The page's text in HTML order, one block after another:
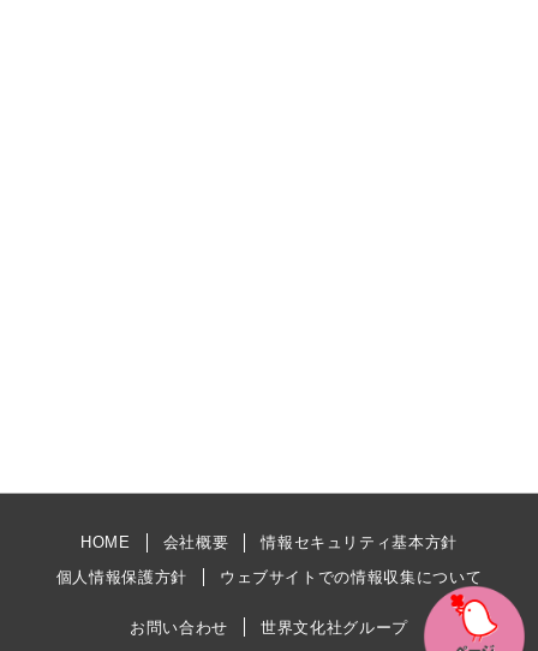
HOME 会社概要
情報セキュリティ基本方針
個人情報保護方針
ウェブサイトでの情報収集について
お問い合わせ 世界文化社グループ